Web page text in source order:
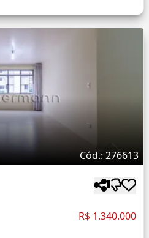
Cód.: 276613
R$ 1.340.000